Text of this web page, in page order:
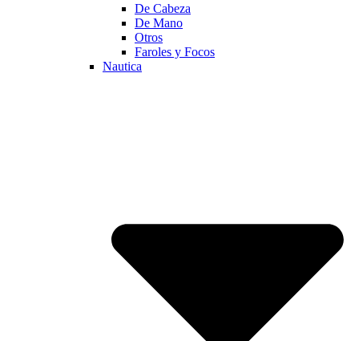
De Cabeza
De Mano
Otros
Faroles y Focos
Nautica